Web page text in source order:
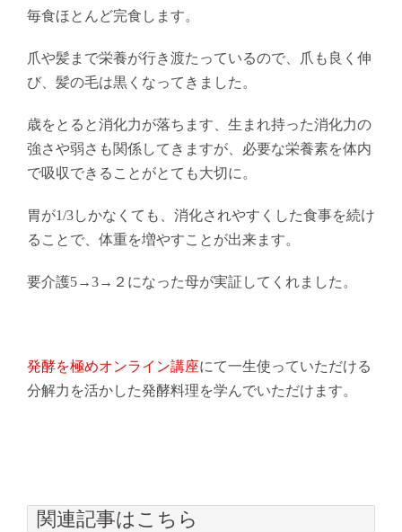
毎食ほとんど完食します。
爪や髪まで栄養が行き渡たっているので、爪も良く伸
び、髪の毛は黒くなってきました。
歳をとると消化力が落ちます、生まれ持った消化力の
強さや弱さも関係してきますが、必要な栄養素を体内
で吸収できることがとても大切に。
胃が1/3しかなくても、消化されやすくした食事を続け
ることで、体重を増やすことが出来ます。
要介護5→3→２になった母が実証してくれました。
発酵を極めオンライン講座にて一生使っていただける
分解力を活かした発酵料理を学んでいただけます。
関連記事はこちら